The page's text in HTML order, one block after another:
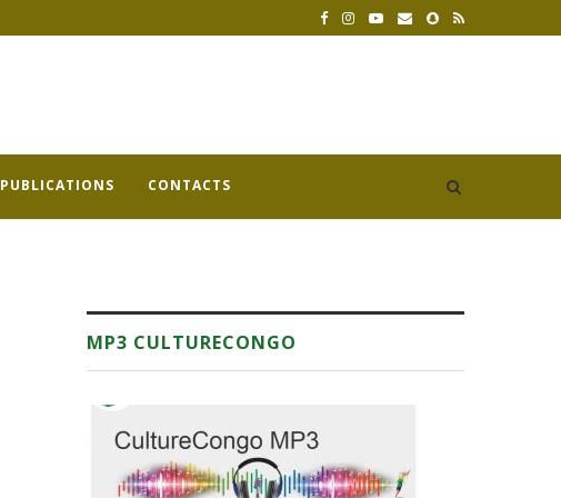
PUBLICATIONS CONTACTS
MP3 CULTURECONGO